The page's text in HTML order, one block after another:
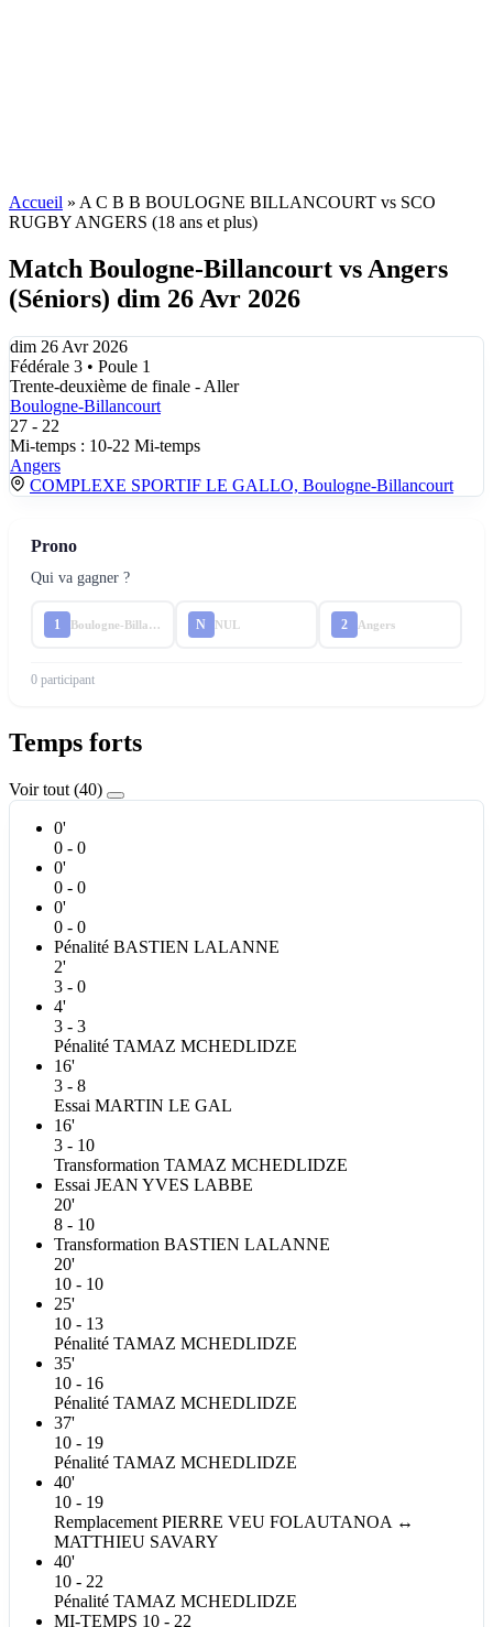
Accueil » A C B B BOULOGNE BILLANCOURT vs SCO
RUGBY ANGERS (18 ans et plus)
Match Boulogne-Billancourt vs Angers
(Séniors) dim 26 Avr 2026
dim 26 Avr 2026
Fédérale 3 • Poule 1
Trente-deuxième de finale - Aller
Boulogne-Billancourt
27 - 22
Mi-temps : 10-22 Mi-temps
Angers
COMPLEXE SPORTIF LE GALLO, Boulogne-Billancourt
Prono
Qui va gagner ?
1 Boulogne-Billancourt N NUL 2 Angers
0 participant
Temps forts
Voir tout (40)
0'
0 - 0
0'
0 - 0
0'
0 - 0
Pénalité BASTIEN LALANNE
2'
3 - 0
4'
3 - 3
Pénalité TAMAZ MCHEDLIDZE
16'
3 - 8
Essai MARTIN LE GAL
16'
3 - 10
Transformation TAMAZ MCHEDLIDZE
Essai JEAN YVES LABBE
20'
8 - 10
Transformation BASTIEN LALANNE
20'
10 - 10
25'
10 - 13
Pénalité TAMAZ MCHEDLIDZE
35'
10 - 16
Pénalité TAMAZ MCHEDLIDZE
37'
10 - 19
Pénalité TAMAZ MCHEDLIDZE
40'
10 - 19
Remplacement PIERRE VEU FOLAUTANOA ↔
MATTHIEU SAVARY
40'
10 - 22
Pénalité TAMAZ MCHEDLIDZE
MI-TEMPS 10 - 22